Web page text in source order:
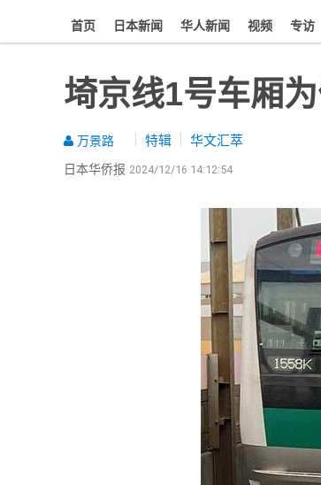
首页 日本新闻 华人新闻 视频 专访
埼京线1号车厢
万景路 特辑 华文汇萃
日本华侨报 2024/12/16 14:12:54